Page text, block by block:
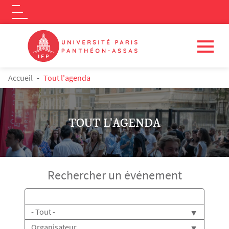
Aller au contenu principal
Logo
FIL D'ARIANE
Accueil Tout l'agenda
TOUT L'AGENDA
Rechercher un événement